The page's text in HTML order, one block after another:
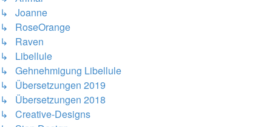
↳ Joanne
↳ RoseOrange
↳ Raven
↳ Libellule
↳ Gehnehmigung Libellule
↳ Übersetzungen 2019
↳ Übersetzungen 2018
↳ Creative-Designs